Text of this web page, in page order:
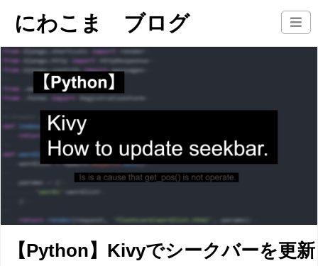
にわこま ブログ
【Python】Kivyでシークバーを更新